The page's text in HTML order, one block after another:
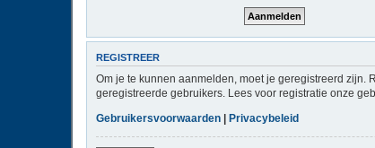
REGISTREER
Om je te kunnen aanmelden, moet je geregistreerd zijn.
geregistreerde gebruikers. Lees voor registratie onze
Gebruikersvoorwaarden | Privacybeleid